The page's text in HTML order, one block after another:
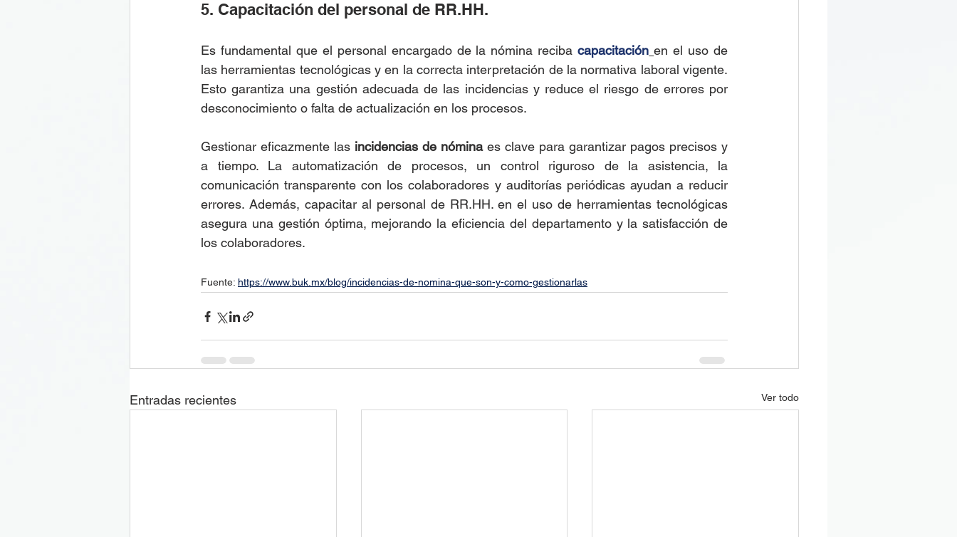
5. Capacitación del personal de RR.HH.
Es fundamental que el personal encargado de la nómina reciba capacitación en el uso de
las herramientas tecnológicas y en la correcta interpretación de la normativa laboral vigente.
Esto garantiza una gestión adecuada de las incidencias y reduce el riesgo de errores por
desconocimiento o falta de actualización en los procesos.
Gestionar eficazmente las incidencias de nómina es clave para garantizar pagos precisos y
a tiempo. La automatización de procesos, un control riguroso de la asistencia, la
comunicación transparente con los colaboradores y auditorías periódicas ayudan a reducir
errores. Además, capacitar al personal de RR.HH. en el uso de herramientas tecnológicas
asegura una gestión óptima, mejorando la eficiencia del departamento y la satisfacción de
los colaboradores.
Fuente: https://www.buk.mx/blog/incidencias-de-nomina-que-son-y-como-gestionarlas
Entradas recientes Ver todo